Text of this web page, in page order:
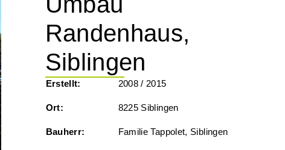
Randenhaus,
Siblingen
Erstellt: 2008 / 2015
Ort: 8225 Siblingen
Bauherr: Familie Tappolet, Siblingen